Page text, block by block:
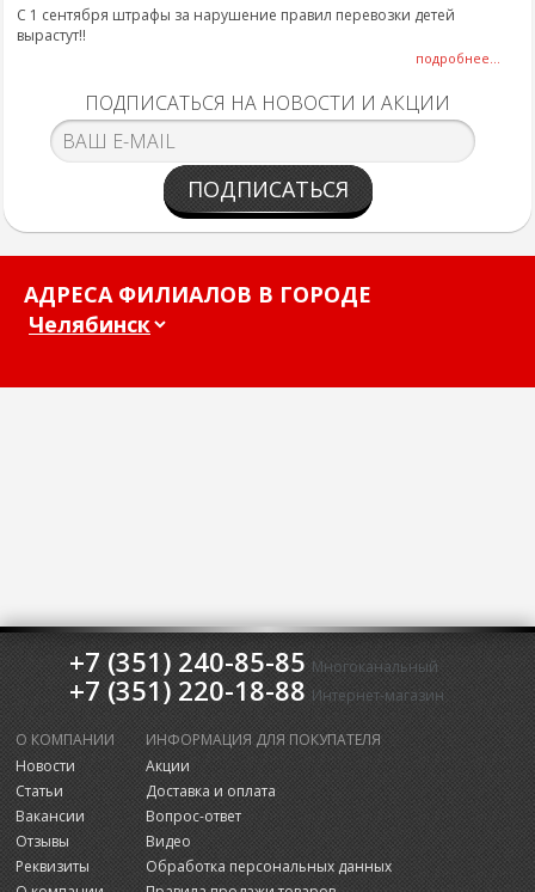
С 1 сентября штрафы за нарушение правил перевозки детей
вырастут!!
подробнее...
ПОДПИСАТЬСЯ НА НОВОСТИ И АКЦИИ
ПОДПИСАТЬСЯ
АДРЕСА ФИЛИАЛОВ В ГОРОДЕ
+7 (351) 240-85-85 Многоканальный
+7 (351) 220-18-88 Интернет-магазин
О КОМПАНИИ
Новости
Статьи
Вакансии
Отзывы
Реквизиты
ИНФОРМАЦИЯ ДЛЯ ПОКУПАТЕЛЯ
Акции
Доставка и оплата
Вопрос-ответ
Видео
Обработка персональных данных